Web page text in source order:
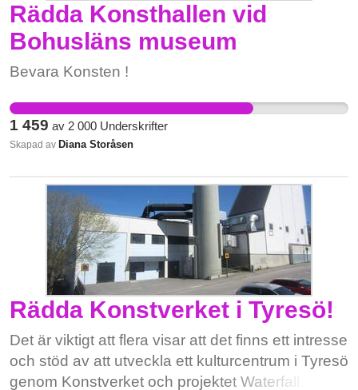
Rädda Konsthallen vid
Bohusläns museum
Bevara Konsten !
1 459 av 2 000 Underskrifter
Skapad av Diana Storåsen
Rädda Konstverket i Tyresö!
Det är viktigt att flera visar att det finns ett intresse
och stöd av att utveckla ett kulturcentrum i Tyresö
genom Konstverket och projektet Waterfall. Det